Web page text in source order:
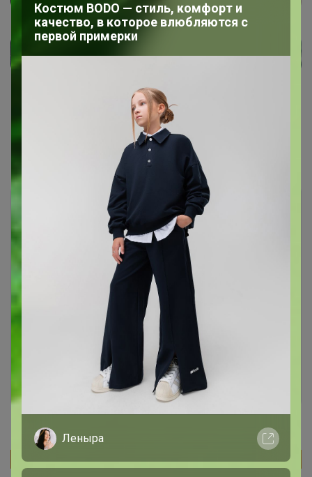
Показаны записи из
Чтобы ответить или задать вопрос
необходимо авторизоваться на сайте
Это займет меньше минуты
Зарегистрироваться
Реклама
Костюм BODO — стиль, комфорт и
качество, в которое влюбляются с
первой примерки
Леныра